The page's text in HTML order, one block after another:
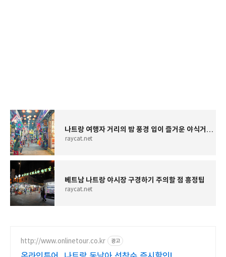
나트랑 여행자 거리의 밤 풍경 입이 즐거운 야식거리들
raycat.net
베트남 나트랑 야시장 구경하기 주의할 점 흥정팁
raycat.net
http://www.onlinetour.co.kr 광고